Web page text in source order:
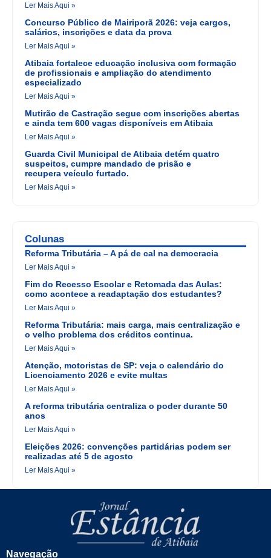
Ler Mais Aqui »
Concurso Público de Mairiporã 2026: veja cargos,
salários, inscrições e data da prova
Ler Mais Aqui »
Atibaia fortalece educação inclusiva com formação
de profissionais e ampliação do atendimento
especializado
Ler Mais Aqui »
Mutirão de Castração segue com inscrições abertas
e ainda tem 600 vagas disponíveis em Atibaia
Ler Mais Aqui »
Guarda Civil Municipal de Atibaia detém quatro
suspeitos, cumpre mandado de prisão e
recupera veículo furtado.
Ler Mais Aqui »
Colunas
Reforma Tributária – A pá de cal na democracia
Ler Mais Aqui »
Fim do Recesso Escolar e Retomada das Aulas:
como acontece a readaptação dos estudantes?
Ler Mais Aqui »
Reforma Tributária: mais carga, mais centralização e
o velho problema dos créditos continua.
Ler Mais Aqui »
Atenção, motoristas de SP: veja o calendário do
Licenciamento 2026 e evite multas
Ler Mais Aqui »
A reforma tributária centraliza o poder durante 50
anos
Ler Mais Aqui »
Eleições 2026: convenções partidárias podem ser
realizadas até 5 de agosto
Ler Mais Aqui »
Navegação